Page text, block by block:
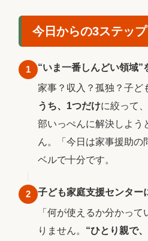
今日からの3ステップ
1
“いま一番しんどい領域”
家事？収入？孤独？子ど
うち、1つだけに絞って
部いっぺんに解決しよう
ん。「今日は家事援助の
ベルで十分です。
2
子ども家庭支援センター
「何が使えるか分かっ
りません。 “ひとり親で